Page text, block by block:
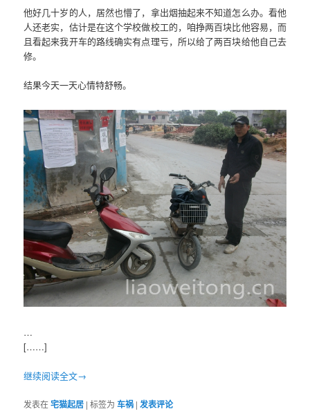
他好几十岁的人，居然也懵了，拿出烟抽起来不知道怎么办。看他
人还老实，估计是在这个学校做校工的，咱挣两百块比他容易，而
且看起来我开车的路线确实有点理亏，所以给了两百块给他自己去
修。
结果今天一天心情特舒畅。
…
[……]
继续阅读全文→
发表在宅猫起居 |标签为 车祸 |发表评论